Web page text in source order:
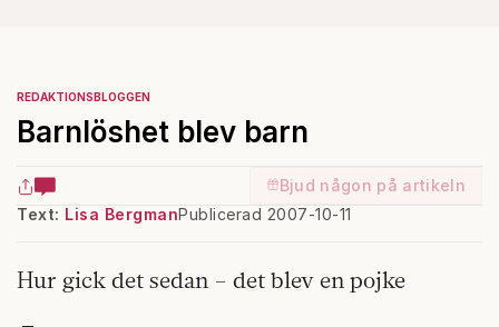
REDAKTIONSBLOGGEN
Barnlöshet blev barn
Bjud någon på artikeln
Text: Lisa BergmanPublicerad 2007-10-11
Hur gick det sedan – det blev en pojke